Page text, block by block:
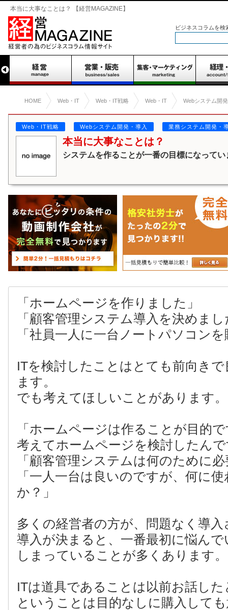
本当に大事なことは？ 【経営MAGAZINE】
ビジネスコラムを検
HOME Web・IT Web・IT戦略 Web・IT Webシステム開
Web・IT戦略 Webシステム開発・導入 業務システム開発・
本当に大事なことは？
システムを作ることが一番の目標になってい
「ホームページを作りました」
「顧客管理システム導入を決めま
「社員一人に一台ノートパソコン
ITを検討したことはとても前向き
ます。
でも考えてほしいことがあります。
「ホームページは作ることが目的
考えてホームページを検討したん
「顧客管理システムは何のために
「一人一台は良いのですが、何に
か？」
多くの経営者の方が、問題なく導
導入が決まると、一番最初に悩ん
しまっていることが多くあります。
ITは道具であることは以前お話し
ということは目的なしに購入して